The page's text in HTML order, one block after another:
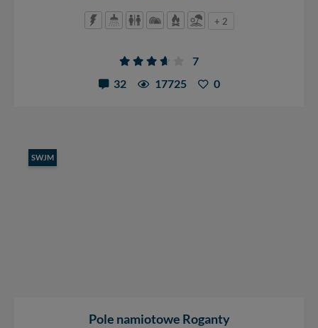
+ 2
7
32
17725 0
SWJM
Pole namiotowe Roganty